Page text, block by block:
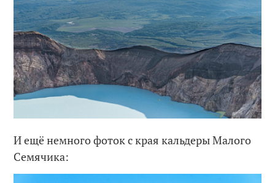
И ещё немного фоток с края кальдеры Малого
Семячика: